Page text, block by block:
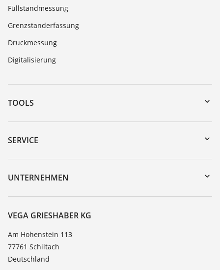
Füllstandmessung
Grenzstanderfassung
Druckmessung
Digitalisierung
TOOLS
Download-Center
Gerätesuche (Seriennummer)
DTM Collection/PACTware
SERVICE
Geräterücksendung
Trainings
TeamViewer
UNTERNEHMEN
Karriere
Über VEGA
Kontakt
News
Presse
VEGA GRIESHABER KG
Am Hohenstein 113
77761 Schiltach
Deutschland